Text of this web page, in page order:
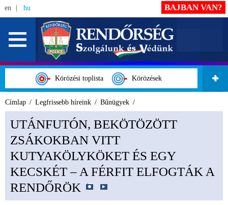
en hu
Körözési toplista Körözések
BAJBAN VAN?
Címlap Legfrissebb híreink Bűnügyek
UTÁNFUTÓN, BEKÖTÖZÖTT
ZSÁKOKBAN VITT
KUTYAKÖLYKÖKET ÉS EGY
KECSKÉT – A FÉRFIT ELFOGTÁK A
RENDŐRÖK